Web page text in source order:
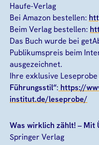
Haufe-Verlag
Bei Amazon bestellen:
Beim Verlag bestellen:
Das Buch wurde bei
Publikumspreis beim
ausgezeichnet.
Ihre exklusive Leseprobe
Führungsstil“: https://
institut.de/leseprobe/
Was wirklich zählt! – Mit
Springer Verlag